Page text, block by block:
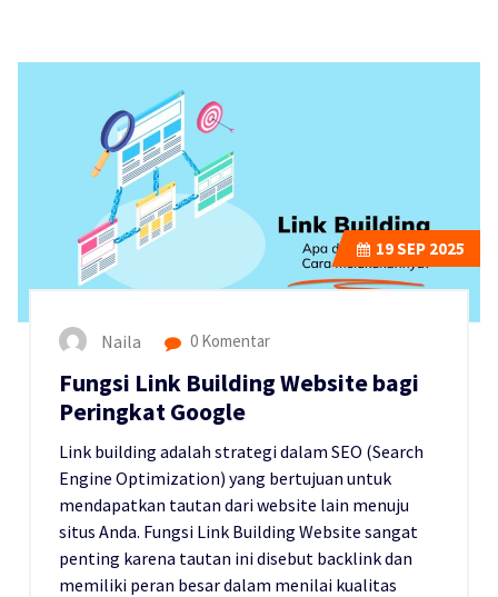
19SEP 2025
Naila 0 Komentar
Fungsi Link Building Website bagi
Peringkat Google
Link building adalah strategi dalam SEO (Search
Engine Optimization) yang bertujuan untuk
mendapatkan tautan dari website lain menuju
situs Anda. Fungsi Link Building Website sangat
penting karena tautan ini disebut backlink dan
memiliki peran besar dalam menilai kualitas